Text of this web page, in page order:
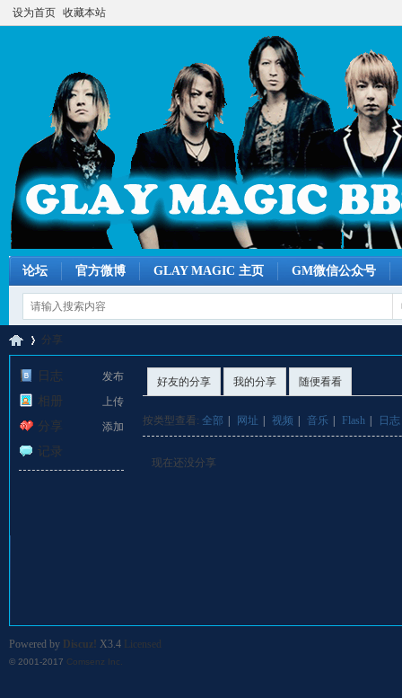
设为首页 收藏本站
论坛 官方微博 GLAY MAGIC 主页 GM微信公众号
分享
发布
日志
上传
相册
添加
分享
记录
好友的分享 我的分享 随便看看
按类型查看: 全部 网址 视频 音乐 Flash 日志
现在还没分享
Powered by Discuz! X3.4 Licensed
© 2001-2017 Comsenz Inc.